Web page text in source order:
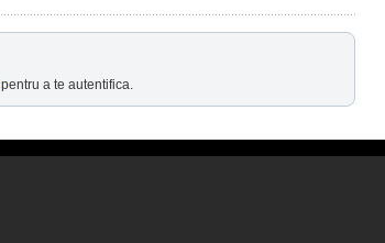
pentru a te autentifica.